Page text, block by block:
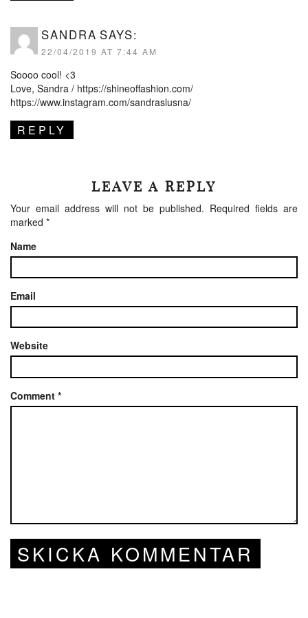
SANDRA SAYS:
22/04/2019 AT 7:44 AM
Soooo cool! <3
Love, Sandra / https://shineoffashion.com/
https://www.instagram.com/sandraslusna/
REPLY
LEAVE A REPLY
Your email address will not be published. Required fields are
marked *
Name
Email
Website
Comment *
SKICKA KOMMENTAR